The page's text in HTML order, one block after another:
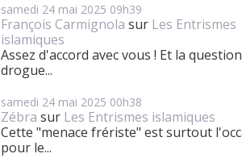
samedi 24 mai 2025 09h39
François Carmignola sur Les Entrismes
islamiques
Assez d'accord avec vous ! Et la
drogue...
samedi 24 mai 2025 00h38
Zébra sur Les Entrismes islamiques
Cette "menace frériste" est surtout
pour le...